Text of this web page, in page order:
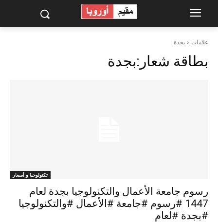
علامات بجدة
بطاقة شعار:بجدة
تكنولوجيا و أسعار
رسوم جامعة الأعمال والتكنولوجيا بجدة لعام
1447 #رسوم #جامعة #الأعمال #والتكنولوجيا
#بجدة #لعام